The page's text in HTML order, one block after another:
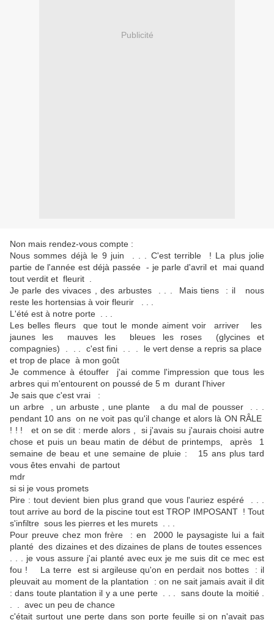
Publicité
Non mais rendez-vous compte :
Nous sommes déjà le 9 juin . . . C'est terrible ! La plus jolie
partie de l'année est déjà passée - je parle d'avril et mai quand
tout verdit et fleurit .
Je parle des vivaces , des arbustes . . . Mais tiens : il nous
reste les hortensias à voir fleurir . . .
L'été est à notre porte . . .
Les belles fleurs que tout le monde aiment voir arriver les
jaunes les mauves les bleues les roses (glycines et
compagnies) . . . c'est fini . . . le vert dense a repris sa place
et trop de place à mon goût
Je commence à étouffer j'ai comme l'impression que tous les
arbres qui m'entourent on poussé de 5 m durant l'hiver
Je sais que c'est vrai :
un arbre , un arbuste , une plante a du mal de pousser . . .
pendant 10 ans on ne voit pas qu'il change et alors là ON RÂLE
! ! ! et on se dit : merde alors , si j'avais su j'aurais choisi autre
chose et puis un beau matin de début de printemps, après 1
semaine de beau et une semaine de pluie : 15 ans plus tard
vous êtes envahi de partout
mdr
si si je vous promets
Pire : tout devient bien plus grand que vous l'auriez espéré . . .
tout arrive au bord de la piscine tout est TROP IMPOSANT ! Tout
s'infiltre sous les pierres et les murets . . .
Pour preuve chez mon frère : en 2000 le paysagiste lui a fait
planté des dizaines et des dizaines de plans de toutes essences
. . . je vous assure j'ai planté avec eux je me suis dit ce mec est
fou ! La terre est si argileuse qu'on en perdait nos bottes : il
pleuvait au moment de la plantation : on ne sait jamais avait il dit
: dans toute plantation il y a une perte . . . sans doute la moitié .
. . avec un peu de chance
c'était surtout une perte dans son porte feuille si on n'avait pas